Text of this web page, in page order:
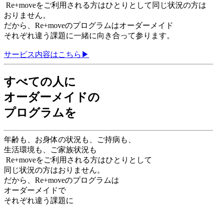
Re+moveをご利用される方はひとりとして同じ状況の方は
おりません。
だから、Re+moveのプログラムはオーダーメイド
それぞれ違う課題に一緒に向き合って参ります。
サービス内容はこちら▶︎
すべての人に
オーダーメイドの
プログラムを
年齢も、お身体の状況も、ご持病も、
生活環境も、ご家族状況も
Re+moveをご利用される方はひとりとして
同じ状況の方はおりません。
だから、Re+moveのプログラムは
オーダーメイドで
それぞれ違う課題に